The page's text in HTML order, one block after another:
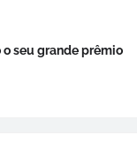
o seu grande prêmio